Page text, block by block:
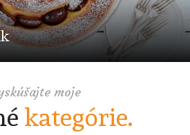
moje
kategórie.